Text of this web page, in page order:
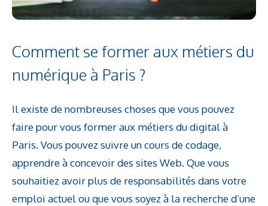
Comment se former aux métiers du
numérique à Paris ?
Il existe de nombreuses choses que vous pouvez
faire pour vous former aux métiers du digital à
Paris. Vous pouvez suivre un cours de codage,
apprendre à concevoir des sites Web. Que vous
souhaitiez avoir plus de responsabilités dans votre
emploi actuel ou que vous soyez à la recherche d’une